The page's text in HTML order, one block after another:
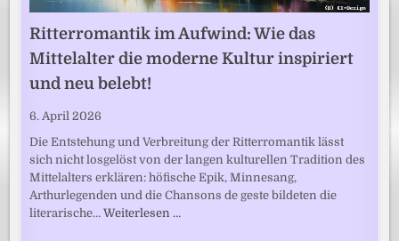
Ritterromantik im Aufwind: Wie das
Mittelalter die moderne Kultur inspiriert
und neu belebt!
6. April 2026
Die Entstehung und Verbreitung der Ritterromantik lässt
sich nicht losgelöst von der langen kulturellen Tradition des
Mittelalters erklären: höfische Epik, Minnesang,
Arthurlegenden und die Chansons de geste bildeten die
literarische…Weiterlesen …